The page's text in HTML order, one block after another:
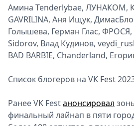
Амина Tenderlybae, ЛУНАКОМ,
GAVRILINA, Аня Ищук,
Голышева, Герман Глас, ФРОСЯ,
Sidorov, Влад Кудинов,
BAD BARBIE, Chanderland,
Список блогеров на VK Fest
Ранее VK Festанонсировал
финальный лайнап в пяти